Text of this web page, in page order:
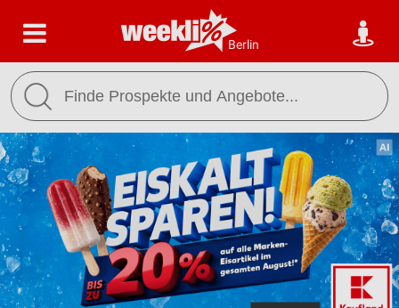
Berlin